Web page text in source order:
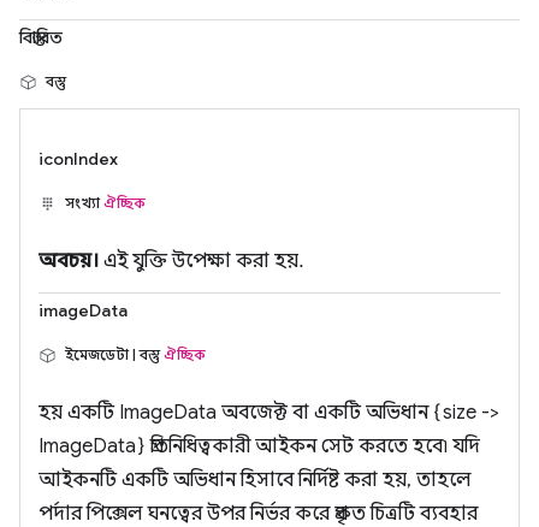
বিস্তারিত
বস্তু
iconIndex
সংখ্যাঐচ্ছিক
অবচয়। এই যুক্তি উপেক্ষা করা হয়.
imageData
ইমেজডেটা | বস্তুঐচ্ছিক
হয় একটি ImageData অবজেক্ট বা একটি অভিধান {size ->
ImageData} প্রতিনিধিত্বকারী আইকন সেট করতে হবে৷ যদি
আইকনটি একটি অভিধান হিসাবে নির্দিষ্ট করা হয়, তাহলে
পর্দার পিক্সেল ঘনত্বের উপর নির্ভর করে প্রকৃত চিত্রটি ব্যবহার